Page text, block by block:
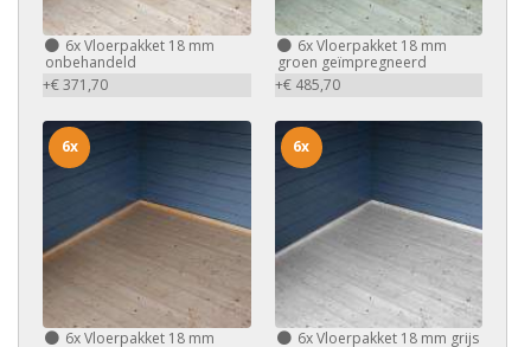
6xVloerpakket 18 mm
onbehandeld
+€ 371,70
6xVloerpakket 18 mm
groen geïmpregneerd
+€ 485,70
6xVloerpakket 18 mm
6x
6xVloerpakket 18 mm grijs
6x